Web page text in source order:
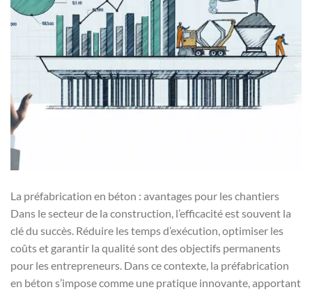
La préfabrication en béton : avantages pour les chantiers
Dans le secteur de la construction, l’efficacité est souvent la
clé du succès. Réduire les temps d’exécution, optimiser les
coûts et garantir la qualité sont des objectifs permanents
pour les entrepreneurs. Dans ce contexte, la préfabrication
en béton s’impose comme une pratique innovante, apportant